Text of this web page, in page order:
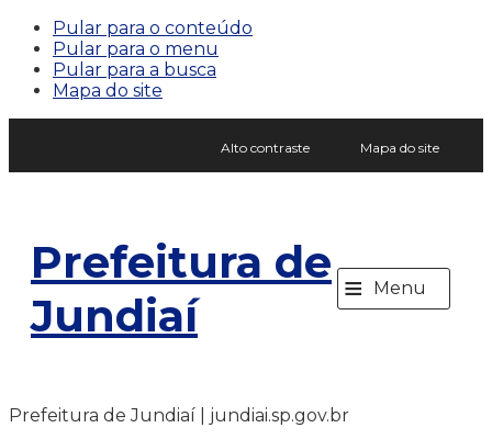
Pular para o conteúdo
Pular para o menu
Pular para a busca
Mapa do site
Alto contraste Mapa do site
Prefeitura de
Jundiaí
≡ Menu
Prefeitura de Jundiaí | jundiai.sp.gov.br